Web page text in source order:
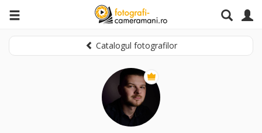
Catalogul fotografilor